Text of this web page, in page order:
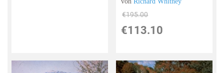
€195.00
€113.10